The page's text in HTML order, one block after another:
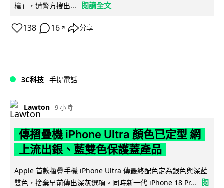
槍」，遭警方搜出...
閱讀全文
138 16 ↗ 分享
3C科技 手提電話
Lawton 9 小時
傳摺疊機 iPhone Ultra 顏色已定型 網
上流出銀、藍雙色保護蓋產品
Apple 首款摺疊手機 iPhone Ultra 傳最終配色定為銀色與深藍
雙色，捨棄早前傳出深灰選項。同時新一代 iPhone 18 Pr...
閱